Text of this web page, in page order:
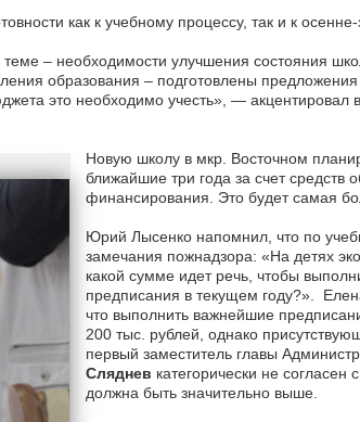
как к учебному процессу, так и к
– необходимости улучшения состояния
образования – подготовлены
это необходимо учесть», — акцентировал
Новую школу в мкр. Восточном
ближайшие три года за счет средств
финансирования. Это будет самая
Юрий Лысенко напомнил, что по
замечания пожнадзора: «На детях
какой сумме идет речь, чтобы
предписания в текущем году?».
что выполнить важнейшие
200 тыс. рублей, однако
первый заместитель главы
Сляднев категорически не
должна быть значительно выше.